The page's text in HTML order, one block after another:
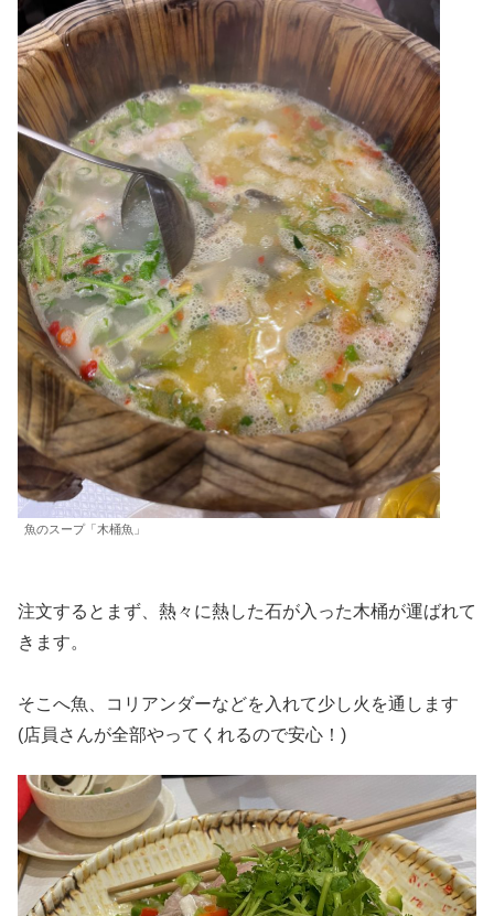
魚のスープ「木桶魚」
注文するとまず、熱々に熱した石が入った木桶が運ばれて
きます。
そこへ魚、コリアンダーなどを入れて少し火を通します
(店員さんが全部やってくれるので安心！)